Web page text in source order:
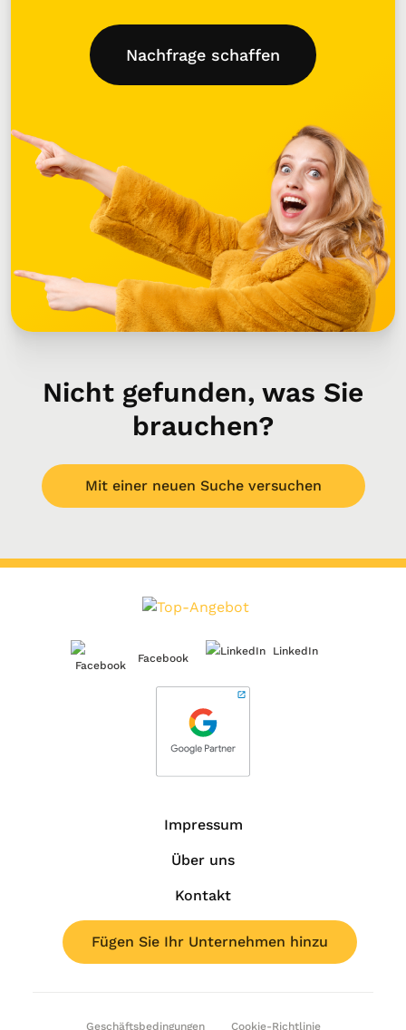
Nachfrage schaffen
Nicht gefunden, was Sie
brauchen?
Mit einer neuen Suche versuchen
Facebook
LinkedIn
Impressum
Über uns
Kontakt
Fügen Sie Ihr Unternehmen hinzu
Geschäftsbedingungen Cookie-Richtlinie